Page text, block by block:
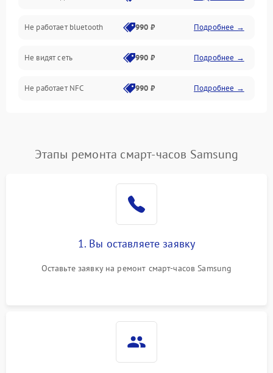
Разговор (микрофон, динамик)
Не работает bluetooth 990 ₽ Подробнее →
Не видят сеть 990 ₽ Подробнее →
Не работает NFC 990 ₽ Подробнее →
Этапы ремонта смарт-часов Samsung
1. Вы оставляете заявку
Оставьте заявку на ремонт смарт-часов Samsung